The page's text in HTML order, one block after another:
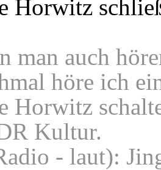
Horwitz
man auch
höre ich
Horwitz
Kultur.
- laut):